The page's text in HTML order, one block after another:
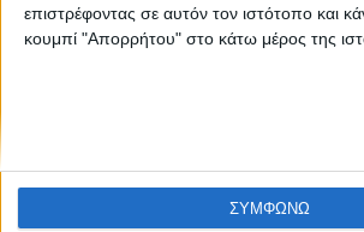
επιστρέφοντας σε αυτόν τον ιστότοπο και
κουμπί "Απορρήτου" στο κάτω μέρος της
ΣΥΜΦΩΝΩ
CONNECT